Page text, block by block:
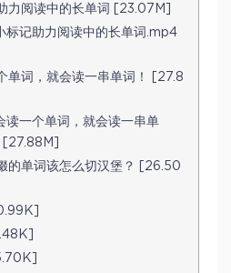
力阅读中的长单词 [23.07M]
标记助力阅读中的长单词.mp4
单词，就会读一串单词！ [27.8
读一个单词，就会读一串单
的单词该怎么切汉堡？ [26.50